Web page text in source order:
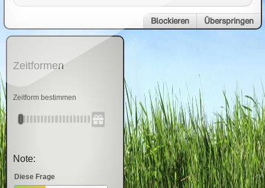
Blockieren Überspringen
Zeitformen
Zeitform bestimmen
Note:
Diese Frage